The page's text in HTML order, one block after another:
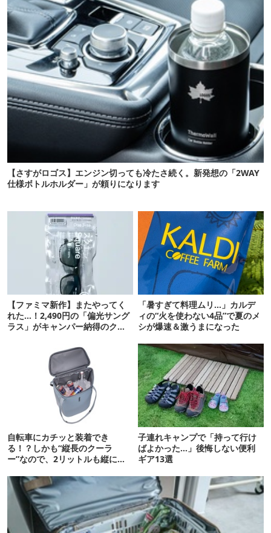
【さすがロゴス】エンジン切っても冷たさ続く。新発想の「2WAY
仕様ボトルホルダー」が頼りになります
【ファミマ新作】またやってく
れた…！2,490円の「偏光サング
ラス」がキャンパー納得のクオ
「暑すぎて料理ムリ…」カルデ
ィの“火を使わない4品”で夏のメ
シが爆速＆激うまになった
自転車にカチッと装着でき
る！？しかも“縦長のクーラ
ー”なので、2リットルも縦に入
子連れキャンプで「持って行け
ばよかった…」後悔しない便利
ギア13選